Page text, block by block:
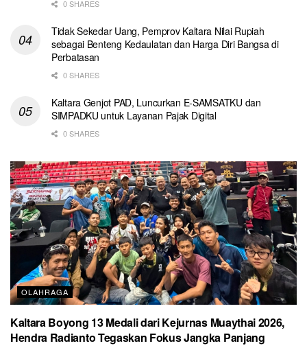
0 SHARES
Tidak Sekedar Uang, Pemprov Kaltara Nilai Rupiah
sebagai Benteng Kedaulatan dan Harga Diri Bangsa di
Perbatasan
0 SHARES
Kaltara Genjot PAD, Luncurkan E-SAMSATKU dan
SIMPADKU untuk Layanan Pajak Digital
0 SHARES
OLAHRAGA
Kaltara Boyong 13 Medali dari Kejurnas Muaythai 2026,
Hendra Radianto Tegaskan Fokus Jangka Panjang